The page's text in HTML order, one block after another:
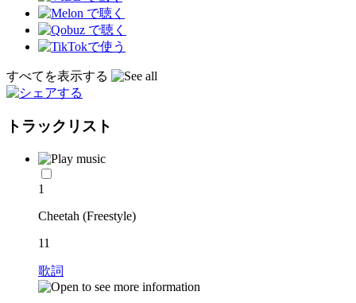
すべてを表示する
トラックリスト
1
Cheetah (Freestyle)
11
歌詞